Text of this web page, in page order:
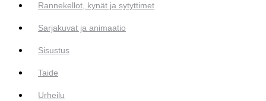
Rannekellot, kynät ja sytyttimet
Sarjakuvat ja animaatio
Sisustus
Taide
Urheilu